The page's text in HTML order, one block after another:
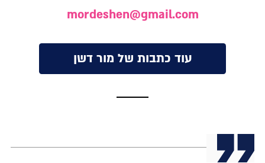
mordeshen@gmail.com
עוד כתבות של מור דשן